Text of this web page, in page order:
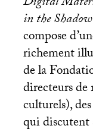
in the
compose
richement
de la
directeurs de
culturels),
qui discutent